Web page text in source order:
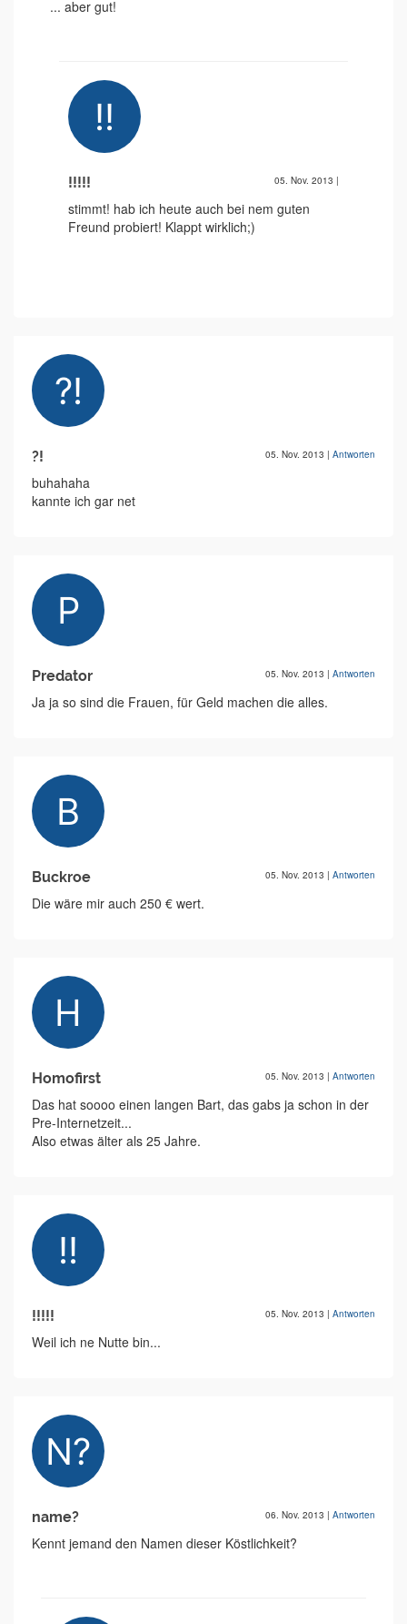
... aber gut!
!!!!! 05. Nov. 2013 |
stimmt! hab ich heute auch bei nem guten
Freund probiert! Klappt wirklich;)
?! 05. Nov. 2013 | Antworten
buhahaha
kannte ich gar net
Predator 05. Nov. 2013 | Antworten
Ja ja so sind die Frauen, für Geld machen die alles.
Buckroe 05. Nov. 2013 | Antworten
Die wäre mir auch 250 € wert.
Homofirst 05. Nov. 2013 | Antworten
Das hat soooo einen langen Bart, das gabs ja schon in der
Pre-Internetzeit...
Also etwas älter als 25 Jahre.
!!!!! 05. Nov. 2013 | Antworten
Weil ich ne Nutte bin...
name? 06. Nov. 2013 | Antworten
Kennt jemand den Namen dieser Köstlichkeit?